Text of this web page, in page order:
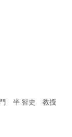
門 半 智史 教授